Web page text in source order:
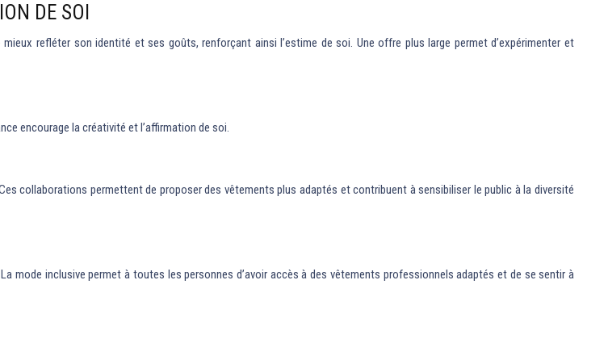
DE SOI
refléter son identité et ses goûts, renforçant ainsi l’estime de soi. Une offre plus large permet d’expérimenter et
encourage la créativité et l’affirmation de soi.
collaborations permettent de proposer des vêtements plus adaptés et contribuent à sensibiliser le public à la diversité
mode inclusive permet à toutes les personnes d’avoir accès à des vêtements professionnels adaptés et de se sentir à